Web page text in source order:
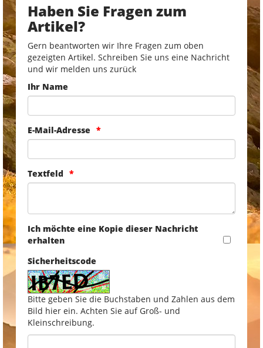
Haben Sie Fragen zum
Artikel?
Gern beantworten wir Ihre Fragen zum oben
gezeigten Artikel. Schreiben Sie uns eine Nachricht
und wir melden uns zurück
Ihr Name
E-Mail-Adresse
Textfeld
Ich möchte eine Kopie dieser Nachricht
erhalten
Sicherheitscode
Bitte geben Sie die Buchstaben und Zahlen aus dem
Bild hier ein. Achten Sie auf Groß- und
Kleinschreibung.